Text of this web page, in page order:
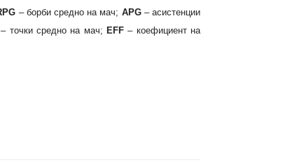
– борби средно на мач; APG– асистенции
точки средно на мач; EFF– коефициент на